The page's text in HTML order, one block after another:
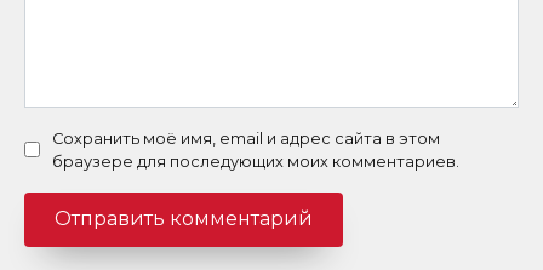
Сохранить моё имя, email и адрес сайта в этом
браузере для последующих моих комментариев.